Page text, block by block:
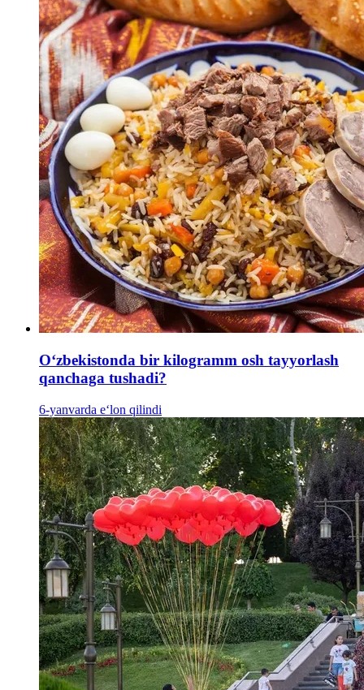
Oʻzbekistonda bir kilogramm osh tayyorlash
qanchaga tushadi?
6-yanvarda e‘lon qilindi